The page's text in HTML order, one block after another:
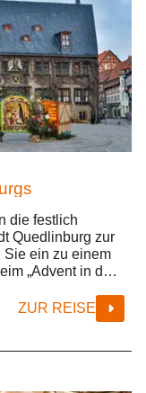
die festlich
Quedlinburg zur
Sie ein zu einem
„Advent in den
historischer
ZUR REISE